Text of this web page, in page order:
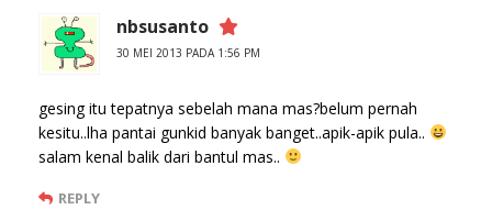
nbsusanto
30 MEI 2013 PADA 1:56 PM
gesing itu tepatnya sebelah mana mas?belum pernah
kesitu..lha pantai gunkid banyak banget..apik-apik pula..
salam kenal balik dari bantul mas..
REPLY